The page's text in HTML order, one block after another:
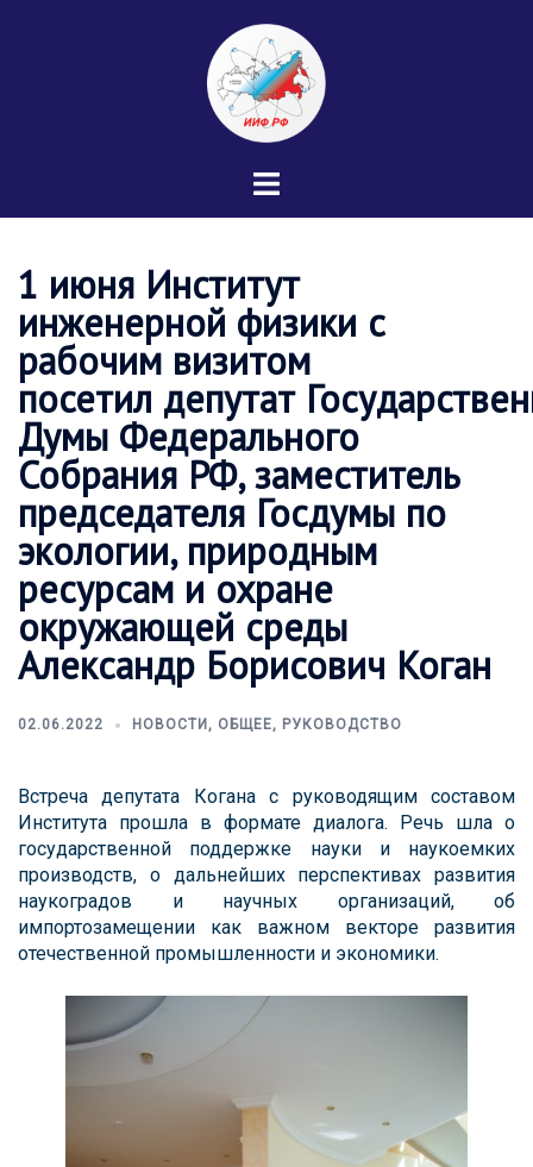
Переключатель
1 июня Институт
инженерной физики с
рабочим визитом
посетил депутат
Думы Федерального
Собрания РФ, заместитель
председателя Госдумы по
экологии, природным
ресурсам и охране
окружающей среды
Александр Борисович Коган
02.06.2022 НОВОСТИ , ОБЩЕЕ, РУКОВОДСТВО
Встреча депутата Когана с руководящим составом
Института прошла в формате диалога. Речь шла о
государственной поддержке науки и наукоемких
производств, о дальнейших перспективах развития
наукоградов и научных организаций, об
импортозамещении как важном векторе развития
отечественной промышленности и экономики.